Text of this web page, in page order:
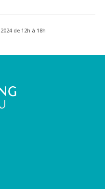
de 12h à 18h